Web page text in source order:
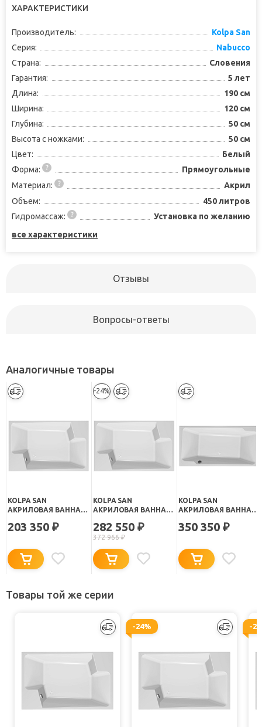
ХАРАКТЕРИСТИКИ
Производитель:
Kolpa San
Серия:
Nabucco
Страна:
Словения
Гарантия:
5 лет
Длина:
190 см
Ширина:
120 см
Глубина:
50 см
Высота с ножками:
50 см
Цвет:
Белый
Форма:
Прямоугольные
Материал:
Акрил
Объем:
450 литров
Гидромассаж:
Установка по желанию
все характеристики
Отзывы
Вопросы-ответы
Аналогичные товары
KOLPA SAN
АКРИЛОВАЯ ВАННА
203 350 ₽
-24%
KOLPA SAN
АКРИЛОВАЯ ВАННА
282 550 ₽
372 966₽
KOLPA SAN
АКРИЛОВАЯ ВАННА
350 350 ₽
Товары той же серии
-24% -